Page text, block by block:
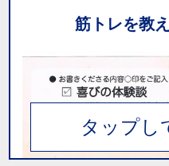
本当に感謝でいっぱ
※個人の感想であり効果・効能
個人差があります。
若い頃から肩こりがひ
「仕方ない。こんな
と半ば諦めていまし
うになり、もっと早
筋トレを教